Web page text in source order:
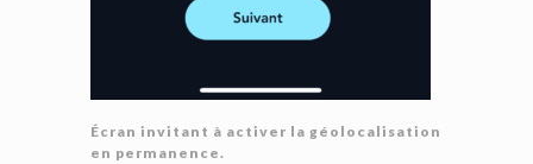
Écran invitant à activer la géolocalisation
en permanence.